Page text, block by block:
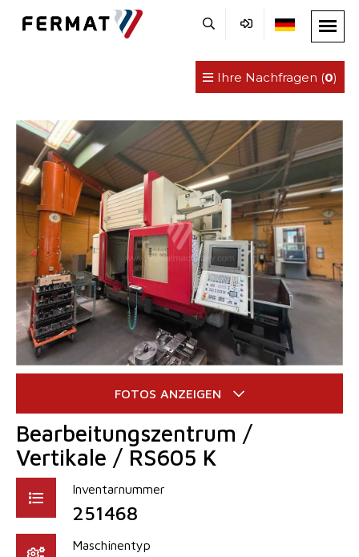
Ihre Nachfragen (0)
Bearbeitungszentrum /
Vertikale / RS605 K
Inventarnummer
251468
Maschinentyp